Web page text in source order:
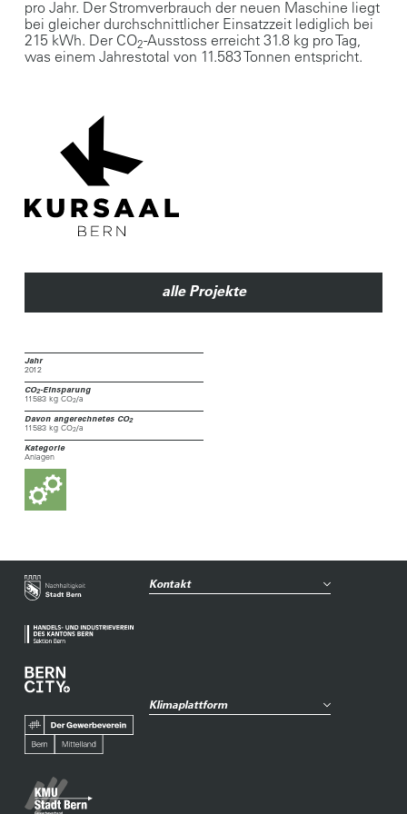
Jahr
2012
CO2-Einsparung
11583 kg CO2/a
Davon angerechnetes CO2
11583 kg CO2/a
Kategorie
Anlagen
pro Jahr. Der Stromverbrauch der neuen Maschine liegt
bei gleicher durchschnittlicher Einsatzzeit lediglich bei
215 kWh. Der CO2-Ausstoss erreicht 31.8 kg pro Tag,
was einem Jahrestotal von 11.583 Tonnen entspricht.
alle Projekte
Kontakt
Klimaplattform